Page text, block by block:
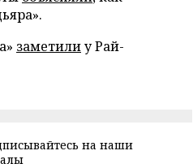
заметилиу Рай-
на наши